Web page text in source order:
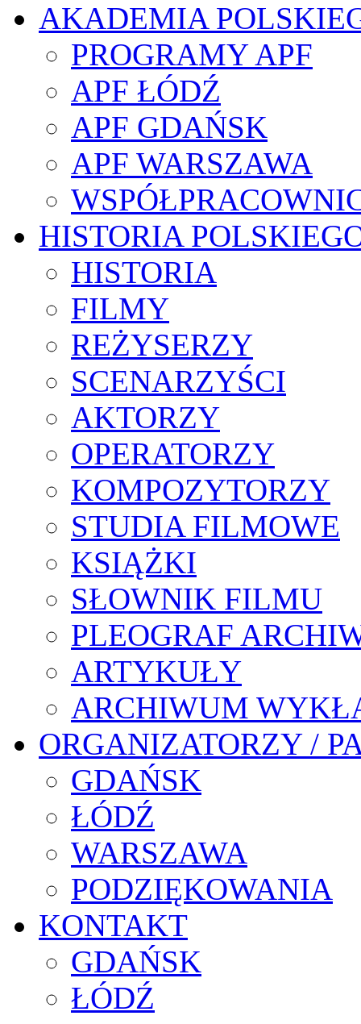
AKADEMIA
PROGRAMY APF
APF ŁÓDŹ
APF GDAŃSK
APF WARSZAWA
HISTORIA
HISTORIA
FILMY
REŻYSERZY
SCENARZYŚCI
AKTORZY
OPERATORZY
KOMPOZYTORZY
STUDIA FILMOWE
KSIĄŻKI
SŁOWNIK FILMU
PLEOGRAF
ARTYKUŁY
ARCHIWUM
ORGANIZATORZY /
GDAŃSK
ŁÓDŹ
WARSZAWA
PODZIĘKOWANIA
KONTAKT
GDAŃSK
ŁÓDŹ